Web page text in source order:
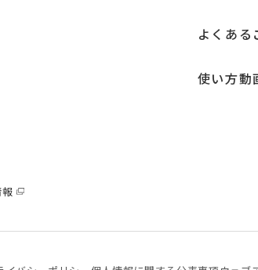
よくある
使い方動